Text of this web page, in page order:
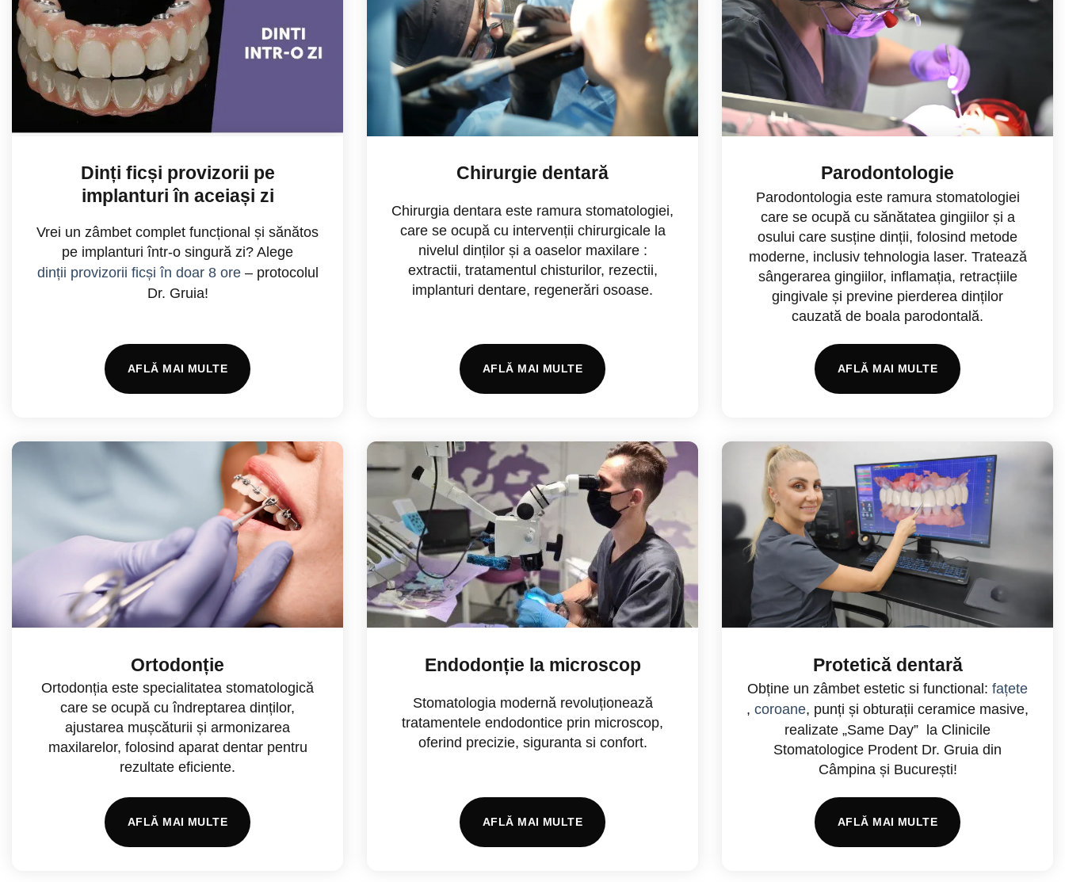
Dinți ficși provizorii pe
implanturi în aceiași zi
Vrei un zâmbet complet funcțional și sănătos
pe implanturi într-o singură zi? Alege
dinții provizorii ficși în doar 8 ore– protocolul
Dr. Gruia!
AFLĂ MAI MULTE
Chirurgie dentară
Chirurgia dentara este ramura stomatologiei,
care se ocupă cu intervenții chirurgicale la
nivelul dinților și a oaselor maxilare :
extractii, tratamentul chisturilor, rezectii,
implanturi dentare, regenerări osoase.
AFLĂ MAI MULTE
Parodontologie
Parodontologia este ramura stomatologiei
care se ocupă cu sănătatea gingiilor și a
osului care susține dinții, folosind metode
moderne, inclusiv tehnologia laser. Tratează
sângerarea gingiilor, inflamația, retracțiile
gingivale și previne pierderea dinților
cauzată de boala parodontală.
AFLĂ MAI MULTE
Ortodonție
Ortodonția este specialitatea stomatologică
care se ocupă cu îndreptarea dinților,
ajustarea mușcăturii și armonizarea
maxilarelor, folosind aparat dentar pentru
rezultate eficiente.
AFLĂ MAI MULTE
Endodonție la microscop
Stomatologia modernă revoluționează
tratamentele endodontice prin microscop,
oferind precizie, siguranta si confort.
AFLĂ MAI MULTE
Protetică dentară
Obține un zâmbet estetic si functional: fațete
, coroane, punți și obturații ceramice masive,
realizate „Same Day” la Clinicile
Stomatologice Prodent Dr. Gruia din
Câmpina și București!
AFLĂ MAI MULTE